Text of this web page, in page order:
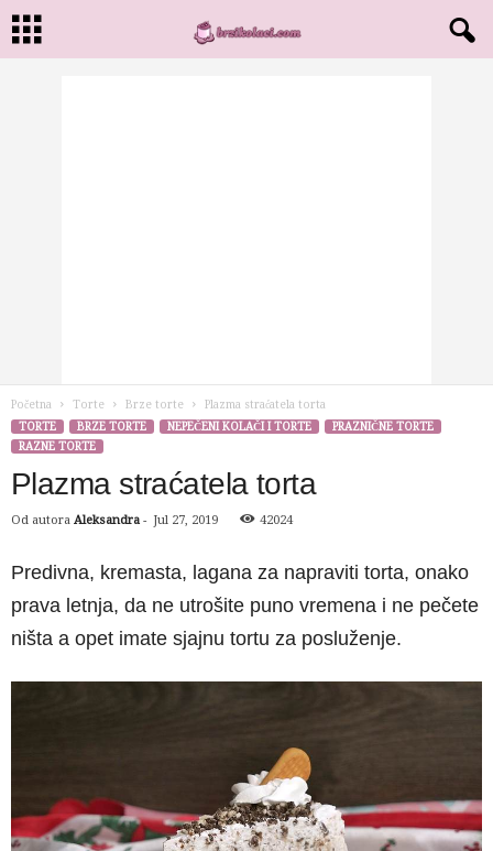
Početna Torte Brze torte
Plazma straćatela torta
TORTE
BRZE TORTE NEPEČENI KOLAČI I TORTE
PRAZNIČNE TORTE
RAZNE TORTE
Plazma straćatela torta
Od autora Aleksandra - Jul 27, 2019 42024
Predivna, kremasta, lagana za napraviti torta, onako
prava letnja, da ne utrošite puno vremena i ne pečete
ništa a opet imate sjajnu tortu za posluženje.